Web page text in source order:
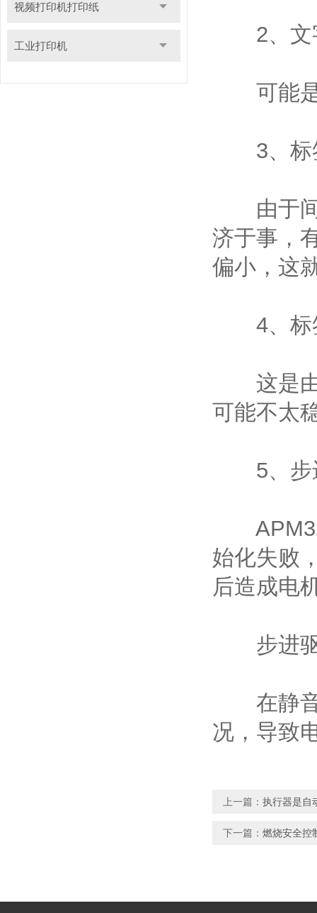
视频打印机打印纸
工业打印机 2、文
可能是
3、标签
由于间
济于事，
偏小，这
4、标签
这是由
可能不太
5、步
APM32
始化失败
后造成电
步进驱
在静音
况，导致
上一篇： 执行器是自
下一篇： 燃烧安全控